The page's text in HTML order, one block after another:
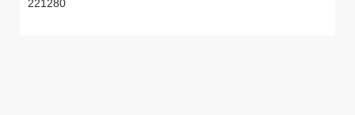
221280